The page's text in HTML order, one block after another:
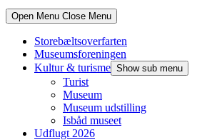
Open Menu Close Menu
Storebæltsoverfarten
Museumsforeningen
Kultur & turisme Show sub menu
Turist
Museum
Museum udstilling
Isbåd museet
Udflugt 2026